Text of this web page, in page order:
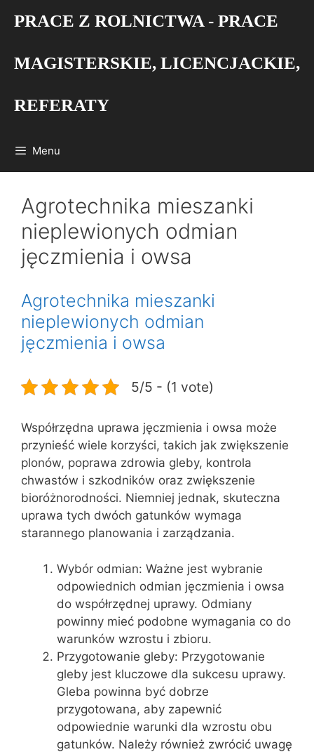
PRACE Z ROLNICTWA - PRACE
MAGISTERSKIE, LICENCJACKIE,
REFERATY
Menu
Agrotechnika mieszanki
nieplewionych odmian
jęczmienia i owsa
Agrotechnika mieszanki
nieplewionych odmian
jęczmienia i owsa
5/5 - (1 vote)
Współrzędna uprawa jęczmienia i owsa może
przynieść wiele korzyści, takich jak zwiększenie
plonów, poprawa zdrowia gleby, kontrola
chwastów i szkodników oraz zwiększenie
bioróżnorodności. Niemniej jednak, skuteczna
uprawa tych dwóch gatunków wymaga
starannego planowania i zarządzania.
Wybór odmian: Ważne jest wybranie
odpowiednich odmian jęczmienia i owsa
do współrzędnej uprawy. Odmiany
powinny mieć podobne wymagania co do
warunków wzrostu i zbioru.
Przygotowanie gleby: Przygotowanie
gleby jest kluczowe dla sukcesu uprawy.
Gleba powinna być dobrze
przygotowana, aby zapewnić
odpowiednie warunki dla wzrostu obu
gatunków. Należy również zwrócić uwagę